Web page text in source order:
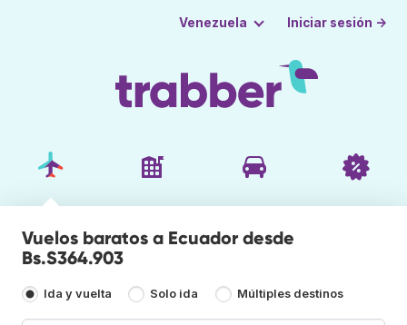
Venezuela Iniciar sesión →
Vuelos baratos a Ecuador desde
Bs.S364.903
Ida y vuelta Solo ida Múltiples destinos